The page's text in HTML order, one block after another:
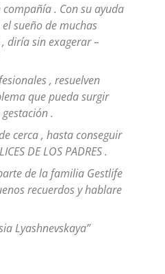
compañía . Con su ayuda
sueño de muchas
diría sin exagerar –
, resuelven
que pueda surgir
.
cerca , hasta conseguir
DE LOS PADRES .
de la familia Gestlife
recuerdos y hablare
Lyashnevskaya”